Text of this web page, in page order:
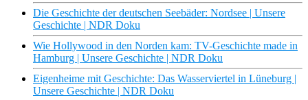
Die Geschichte der deutschen Seebäder: Nordsee | Unsere
Geschichte | NDR Doku
Wie Hollywood in den Norden kam: TV-Geschichte made in
Hamburg | Unsere Geschichte | NDR Doku
Eigenheime mit Geschichte: Das Wasserviertel in Lüneburg |
Unsere Geschichte | NDR Doku